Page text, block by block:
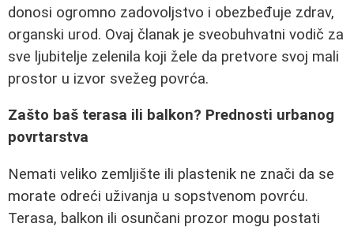
donosi ogromno zadovoljstvo i obezbeđuje zdrav,
organski urod. Ovaj članak je sveobuhvatni vodič za
sve ljubitelje zelenila koji žele da pretvore svoj mali
prostor u izvor svežeg povrća.
Zašto baš terasa ili balkon? Prednosti urbanog
povrtarstva
Nemati veliko zemljište ili plastenik ne znači da se
morate odreći uživanja u sopstvenom povrću.
Terasa, balkon ili osunčani prozor mogu postati